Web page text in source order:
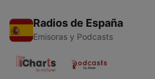
Radios de España
Emisoras y Podcasts